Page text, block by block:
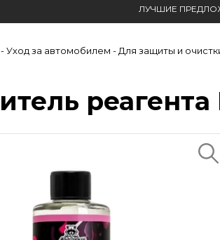
ЛУЧШИЕ
- Уход за автомобилем - Для защиты и
реагента